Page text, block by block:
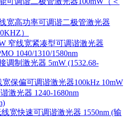
宽高功率可调谐二极管激光器
）
窄线宽紧凑型可调谐激光器
1040/1310/1580nm
调制激光器 5mW (1532.68-
宽保偏可调谐激光器100kHz 10mW
激光器 1240-1680nm
宽快速可调谐激光器 1550nm (输